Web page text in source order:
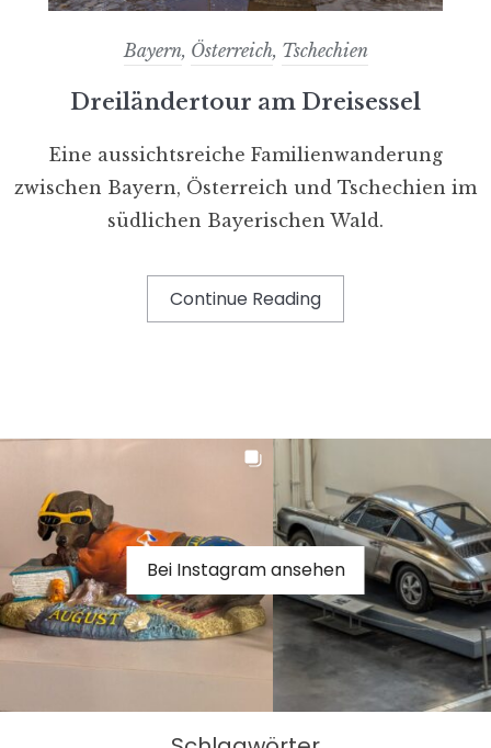
Bayern, Österreich, Tschechien
Dreiländertour am Dreisessel
Eine aussichtsreiche Familienwanderung
zwischen Bayern, Österreich und Tschechien im
südlichen Bayerischen Wald.
Continue Reading
Bei Instagram ansehen